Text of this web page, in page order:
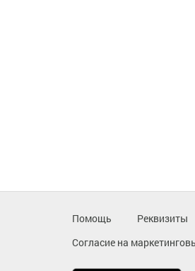
Помощь Реквизиты
Согласие на